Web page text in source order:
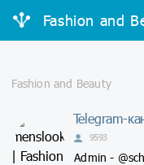
Fashion and
Telegram-
9593
Admin -